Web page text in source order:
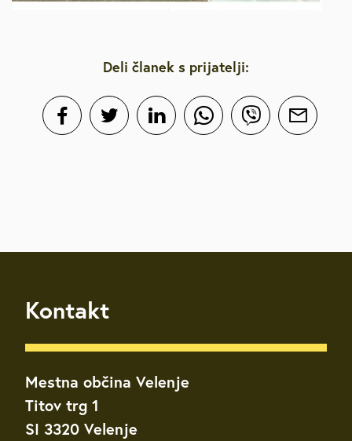
Deli članek s prijatelji:
Kontakt
Mestna občina Velenje
Titov trg 1
SI 3320 Velenje